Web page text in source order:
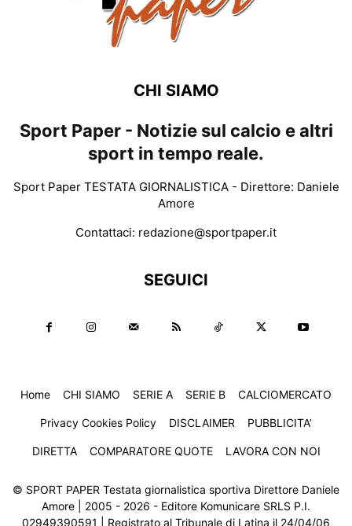
CHI SIAMO
Sport Paper - Notizie sul calcio e altri
sport in tempo reale.
Sport Paper TESTATA GIORNALISTICA - Direttore: Daniele
Amore
Contattaci: redazione@sportpaper.it
SEGUICI
Home CHI SIAMO SERIE A SERIE B CALCIOMERCATO
Privacy Cookies Policy DISCLAIMER PUBBLICITA’
DIRETTA COMPARATORE QUOTE LAVORA CON NOI
© SPORT PAPER Testata giornalistica sportiva Direttore Daniele
Amore | 2005 - 2026 - Editore Komunicare SRLS P.I.
02949390591 | Registrato al Tribunale di Latina il 24/04/06